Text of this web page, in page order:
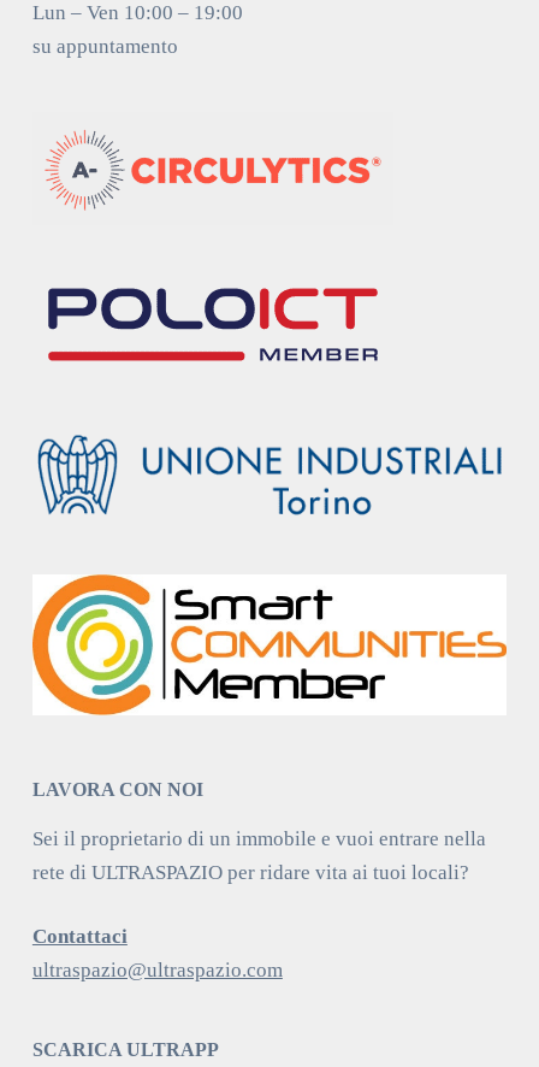
Lun – Ven 10:00 – 19:00
su appuntamento
LAVORA CON NOI
Sei il proprietario di un immobile e vuoi entrare nella
rete di ULTRASPAZIO per ridare vita ai tuoi locali?
Contattaci
ultraspazio@ultraspazio.com
SCARICA ULTRAPP